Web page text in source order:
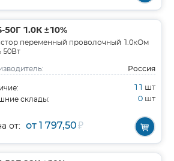
50Г 1.0К ±10%
переменный проволочный 1.0кОм
50Вт
Россия
11 шт
склады: 0 шт
от: от 1 797,50₽